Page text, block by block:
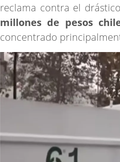
reclama contra el
millones de pesos
concentrado